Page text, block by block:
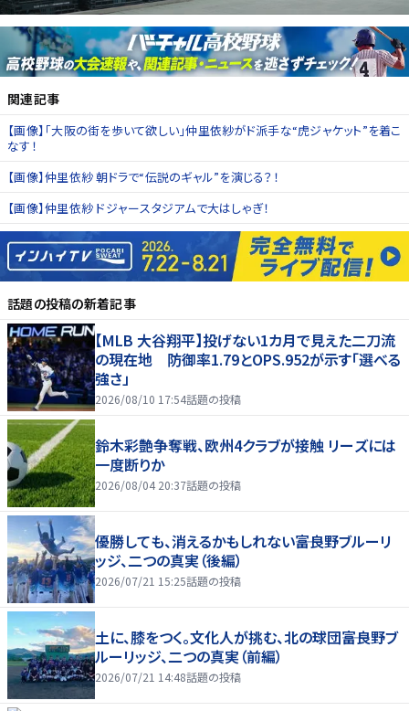
関連記事
【画像】「大阪の街を歩いて欲しい」仲里依紗がド派手な“虎ジャケット”を着こ
なす！
【画像】仲里依紗 朝ドラで“伝説のギャル”を演じる？！
【画像】仲里依紗 ドジャースタジアムで大はしゃぎ！
話題の投稿の新着記事
【MLB 大谷翔平】投げない1カ月で見えた二刀流
の現在地 防御率1.79とOPS.952が示す「選べる
強さ」
2026/08/10 17:54話題の投稿
鈴木彩艶争奪戦、欧州4クラブが接触 リーズには
一度断りか
2026/08/04 20:37話題の投稿
優勝しても、消えるかもしれない――富良野ブルーリ
ッジ、二つの真実（後編）
2026/07/21 15:25話題の投稿
土に、膝をつく。文化人が挑む、北の球団――富良野ブ
ルーリッジ、二つの真実（前編）
2026/07/21 14:48話題の投稿